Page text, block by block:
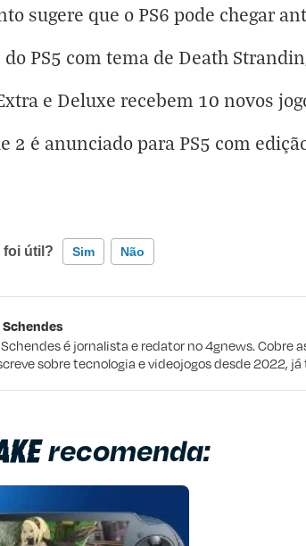
sugere que o PS6 pode chegar
PS5 com tema de Death
e Deluxe recebem 10 novos
2 é anunciado para PS5 com
foi útil? Sim Não
não tem a informação que procuro
é jornalista e redator no 4gnews. Cobre
sobre tecnologia e videojogos desde 2022,
recomenda: